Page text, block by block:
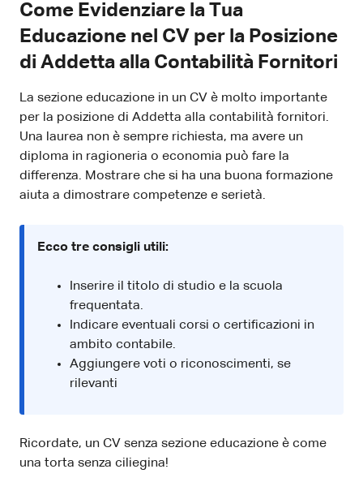
Come Evidenziare la Tua
Educazione nel CV per la Posizione
di Addetta alla Contabilità Fornitori
La sezione educazione in un CV è molto importante
per la posizione di Addetta alla contabilità fornitori.
Una laurea non è sempre richiesta, ma avere un
diploma in ragioneria o economia può fare la
differenza. Mostrare che si ha una buona formazione
aiuta a dimostrare competenze e serietà.
Ecco tre consigli utili:
Inserire il titolo di studio e la scuola
frequentata.
Indicare eventuali corsi o certificazioni in
ambito contabile.
Aggiungere voti o riconoscimenti, se
rilevanti
Ricordate, un CV senza sezione educazione è come
una torta senza ciliegina!